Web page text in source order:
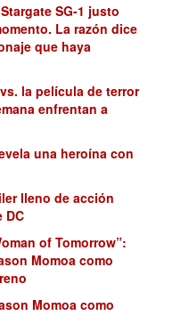
SG-1 justo
La razón dice
que haya
la película de terror
enfrentan a
una heroína con
lleno de acción
DC
of Tomorrow”:
Momoa como
Momoa como